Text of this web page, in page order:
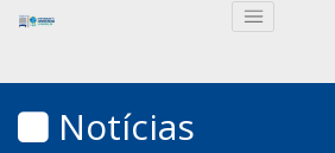
Notícias